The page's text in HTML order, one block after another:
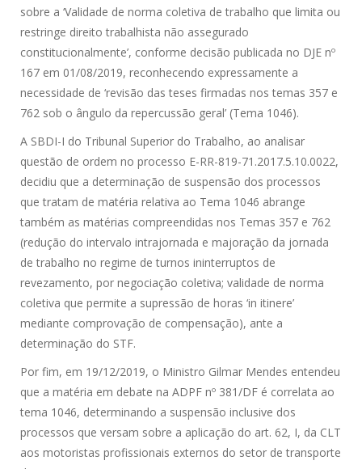
sobre a ‘Validade de norma coletiva de trabalho que limita ou
restringe direito trabalhista não assegurado
constitucionalmente’, conforme decisão publicada no DJE nº
167 em 01/08/2019, reconhecendo expressamente a
necessidade de ‘revisão das teses firmadas nos temas 357 e
762 sob o ângulo da repercussão geral’ (Tema 1046).
A SBDI-I do Tribunal Superior do Trabalho, ao analisar
questão de ordem no processo E-RR-819-71.2017.5.10.0022,
decidiu que a determinação de suspensão dos processos
que tratam de matéria relativa ao Tema 1046 abrange
também as matérias compreendidas nos Temas 357 e 762
(redução do intervalo intrajornada e majoração da jornada
de trabalho no regime de turnos ininterruptos de
revezamento, por negociação coletiva; validade de norma
coletiva que permite a supressão de horas ‘in itinere’
mediante comprovação de compensação), ante a
determinação do STF.
Por fim, em 19/12/2019, o Ministro Gilmar Mendes entendeu
que a matéria em debate na ADPF nº 381/DF é correlata ao
tema 1046, determinando a suspensão inclusive dos
processos que versam sobre a aplicação do art. 62, I, da CLT
aos motoristas profissionais externos do setor de transporte